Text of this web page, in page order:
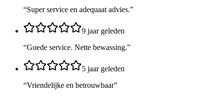
“Super service en adequaat advies.”
9 jaar geleden
“Goede service. Nette bewassing.”
5 jaar geleden
“Vriendelijke en betrouwbaar”